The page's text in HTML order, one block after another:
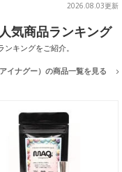
2026.08.03更新
気商品ランキング
キングをご紹介。
イナグー）の商品一覧を見る